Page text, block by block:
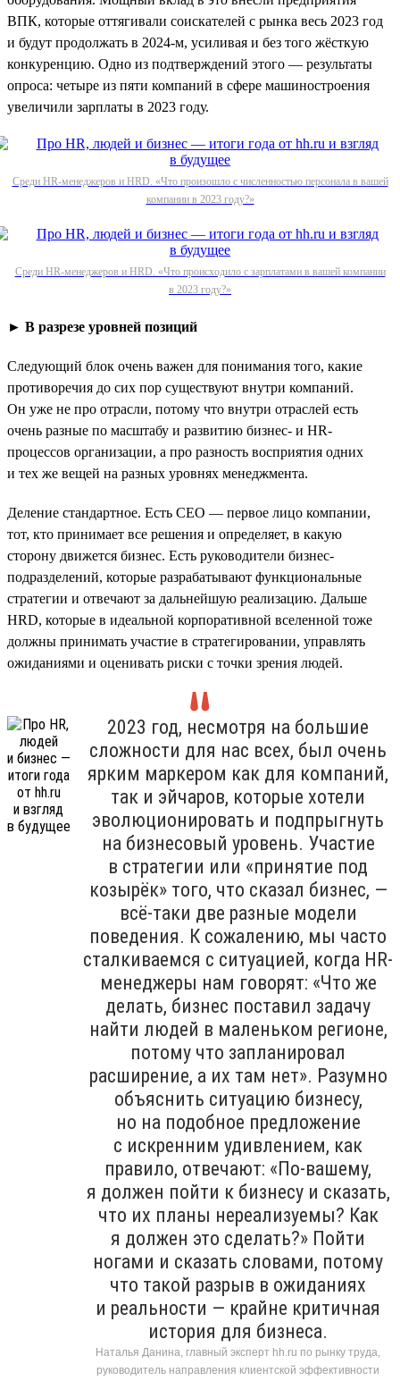
ВПК, которые оттягивали соискателей с рынка весь 2023 год
и будут продолжать в 2024-м, усиливая и без того жёсткую
конкуренцию. Одно из подтверждений этого — результаты
опроса: четыре из пяти компаний в сфере машиностроения
увеличили зарплаты в 2023 году.
Среди HR-менеджеров и HRD. «Что произошло с численностью персонала в вашей
компании в 2023 году?»
Среди HR-менеджеров и HRD. «Что происходило с зарплатами в вашей компании
в 2023 году?»
► В разрезе уровней позиций
Следующий блок очень важен для понимания того, какие
противоречия до сих пор существуют внутри компаний.
Он уже не про отрасли, потому что внутри отраслей есть
очень разные по масштабу и развитию бизнес- и HR-
процессов организации, а про разность восприятия одних
и тех же вещей на разных уровнях менеджмента.
Деление стандартное. Есть СЕО — первое лицо компании,
тот, кто принимает все решения и определяет, в какую
сторону движется бизнес. Есть руководители бизнес-
подразделений, которые разрабатывают функциональные
стратегии и отвечают за дальнейшую реализацию. Дальше
HRD, которые в идеальной корпоративной вселенной тоже
должны принимать участие в стратегировании, управлять
ожиданиями и оценивать риски с точки зрения людей.
2023 год, несмотря на большие
сложности для нас всех, был очень
ярким маркером как для компаний,
так и эйчаров, которые хотели
эволюционировать и подпрыгнуть
на бизнесовый уровень. Участие
в стратегии или «принятие под
козырёк» того, что сказал бизнес, —
всё-таки две разные модели
поведения. К сожалению, мы часто
сталкиваемся с ситуацией, когда HR-
менеджеры нам говорят: «Что же
делать, бизнес поставил задачу
найти людей в маленьком регионе,
потому что запланировал
расширение, а их там нет». Разумно
объяснить ситуацию бизнесу,
но на подобное предложение
с искренним удивлением, как
правило, отвечают: «По-вашему,
я должен пойти к бизнесу и сказать,
что их планы нереализуемы? Как
я должен это сделать?» Пойти
ногами и сказать словами, потому
что такой разрыв в ожиданиях
и реальности — крайне критичная
история для бизнеса.
Наталья Данина, главный эксперт hh.ru по рынку труда,
руководитель направления клиентской эффективности